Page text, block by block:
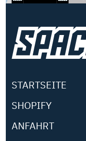
STARTSEITE
SHOPIFY
ANFAHRT